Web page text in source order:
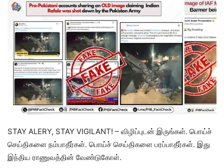
STAY ALERY, STAY VIGILANT! – விழிப்புடன் இருங்கள். பொய்ச்
செய்திகளை நம்பாதீர்கள். பொய்ச் செய்திகளை பரப்பாதீர்கள். இது
இந்திய ராணுவத்தின் வேண்டுகோள்.